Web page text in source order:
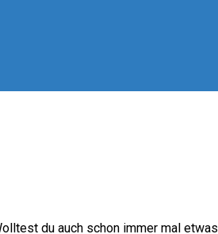
du auch schon immer mal etwas